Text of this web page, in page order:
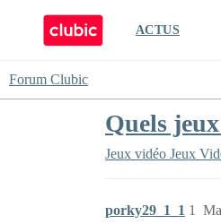
ACTUS
Forum Clubic
Quels
Jeux vidéo Jeux
porky29_1_1 1